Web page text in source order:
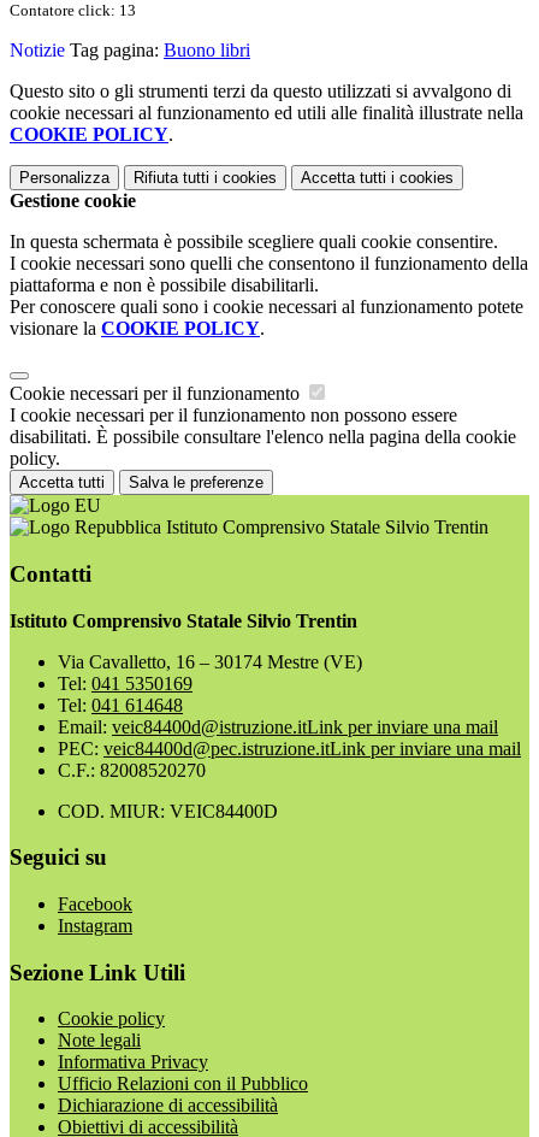
Contatore click: 13
Notizie Tag pagina: Buono libri
Questo sito o gli strumenti terzi da questo utilizzati si avvalgono di
cookie necessari al funzionamento ed utili alle finalità illustrate nella
COOKIE POLICY.
Personalizza Rifiuta tutti i cookies Accetta tutti i cookies
Gestione cookie
In questa schermata è possibile scegliere quali cookie consentire.
I cookie necessari sono quelli che consentono il funzionamento della
piattaforma e non è possibile disabilitarli.
Per conoscere quali sono i cookie necessari al funzionamento potete
visionare la COOKIE POLICY.
Cookie necessari per il funzionamento
I cookie necessari per il funzionamento non possono essere
disabilitati. È possibile consultare l'elenco nella pagina della cookie
policy.
Accetta tutti Salva le preferenze
Istituto Comprensivo Statale Silvio Trentin
Contatti
Istituto Comprensivo Statale Silvio Trentin
Via Cavalletto, 16 – 30174 Mestre (VE)
Tel: 041 5350169
Tel: 041 614648
Email: veic84400d@istruzione.itLink per inviare una mail
PEC: veic84400d@pec.istruzione.itLink per inviare una mail
C.F.: 82008520270
COD. MIUR: VEIC84400D
Seguici su
Facebook
Instagram
Sezione Link Utili
Cookie policy
Note legali
Informativa Privacy
Ufficio Relazioni con il Pubblico
Dichiarazione di accessibilità
Obiettivi di accessibilità